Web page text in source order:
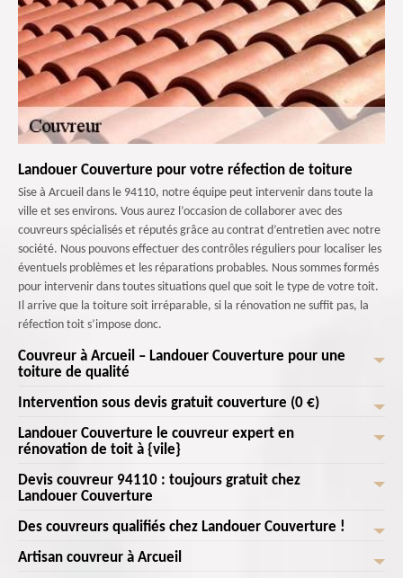
Landouer Couverture pour votre réfection de toiture
Sise à Arcueil dans le 94110, notre équipe peut intervenir dans toute la
ville et ses environs. Vous aurez l’occasion de collaborer avec des
couvreurs spécialisés et réputés grâce au contrat d’entretien avec notre
société. Nous pouvons effectuer des contrôles réguliers pour localiser les
éventuels problèmes et les réparations probables. Nous sommes formés
pour intervenir dans toutes situations quel que soit le type de votre toit.
Il arrive que la toiture soit irréparable, si la rénovation ne suffit pas, la
réfection toit s’impose donc.
Couvreur à Arcueil – Landouer Couverture pour une
toiture de qualité
Si vous avez des projets de construire une maison et d’en faire la toiture,
Landouer Couverture est couvreur 94110 pour toute la région. Nous
travaillons tout type de couverture que ce soit des tuiles, des ardoises,
soit, nous pouvons y travailler. Ainsi, pour avoir une toiture de qualité qui
dure, nous conseillons de bien faire un choix, de confier les travaux à un
couvreur. Vous aurez une toiture selon votre attente.
Intervention sous devis gratuit couverture (0 €)
Depuis notre existence, nous rendons service aux habitants de Arcueil à
maintenir leur propriété. Nos couvreurs sont tous formés pour traiter
tous les types de couverture pour s'assurer que vos attentes sont
atteintes à chaque partie de votre projet de toiture. Chez Landouer
professionnels de toiture inégalés aux résidents de tout 94110.
Contactez-nous dès maintenant pour demander votre devis toiture
Landouer Couverture le couvreur expert en
rénovation de toit à {vile}
Ne laissez pas une toiture usée ternir l'apparence de votre maison.
Faites confiance à Landouer Couverture couvreur spécialisé en
rénovation de toiture pour lui donner une nouvelle vie. Avec notre
envers la satisfaction du client, nous sommes prêts à réaliser la
Devis couvreur 94110 : toujours gratuit chez
Landouer Couverture
Le devis toiture vous permet d’avoir un aperçu détaillé du tarif des
travaux dont vous avez besoin pour votre toit. Gratuit et personnalisé,
Des couvreurs qualifiés chez Landouer Couverture !
Vous allez rénover votre toit? Adressez-vous à une entreprise
Artisan couvreur à Arcueil